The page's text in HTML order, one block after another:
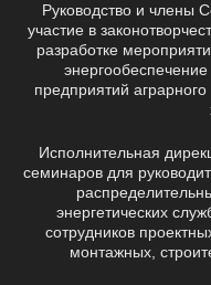
Руководство и члены
участие в
разработке
предприятий
Исполнительная
семинаров для
энергетических
сотрудников
монтажных,